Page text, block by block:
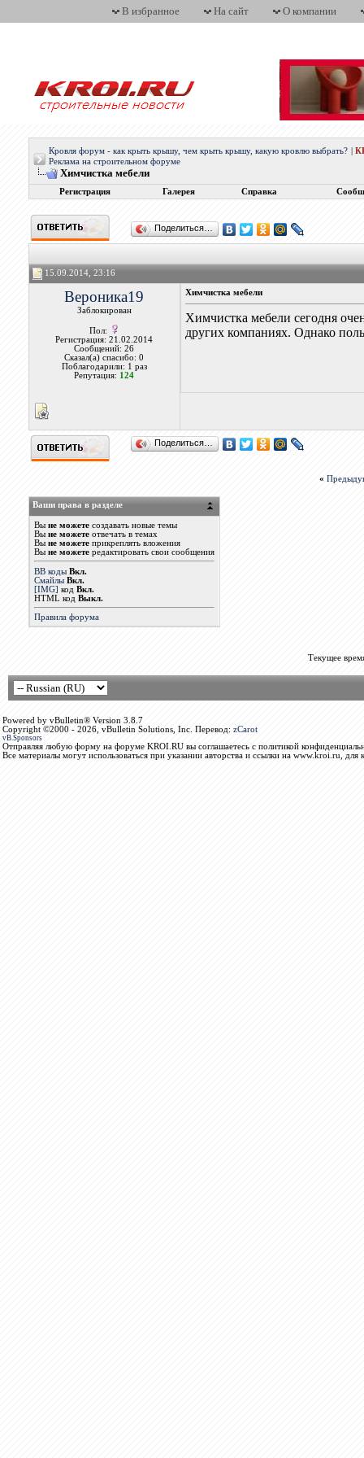
В избранное На сайт О компании
Кровля форум - как крыть крышу, чем крыть крышу, какую кровлю выбрать?
Реклама на строительном форуме
Химчистка мебели
Регистрация Галерея Справка
Поделиться…
15.09.2014, 23:16
Вероника19
Заблокирован
Пол:
Регистрация: 21.02.2014
Сообщений: 26
Сказал(а) спасибо: 0
Поблагодарили: 1 раз
Репутация: 124
Химчистка мебели
Химчистка мебели сегодня
других компаниях. Однако
Поделиться…
«
Ваши права в разделе
Вы не можетесоздавать новые темы
Вы не можетеотвечать в темах
Вы не можетеприкреплять вложения
Вы не можетередактировать свои сообщения
BB коды Вкл.
Смайлы Вкл.
[IMG] код Вкл.
HTML код Выкл.
Правила форума
Текущее
Powered by vBulletin® Version 3.8.7
Copyright ©2000 - 2026, vBulletin Solutions, Inc. Перевод: zCarot
vB.Sponsors
Отправляя любую форму на форуме KROI.RU вы соглашаетесь с политикой
Все материалы могут использоваться при указании авторства и ссылки на www.kroi.ru, для